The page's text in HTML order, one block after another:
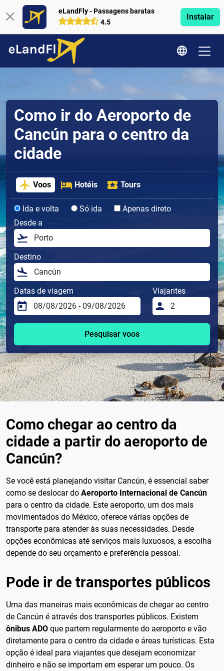
eLandFly - Passagens baratas
4.5
Instalar
Como ir do Aeroporto de
Cancún para o centro da
cidade
Voos Hotéis Tours
Ida e volta Só ida
Apenas direto
Desde a
Destino
Datas de viagem Viajantes
Pesquisar voos
Como chegar ao centro da
cidade a partir do aeroporto de
Cancún?
Se você está planejando visitar Cancún, é essencial saber
como se deslocar do Aeroporto Internacional de Cancún
para o centro da cidade. Este aeroporto, um dos mais
movimentados do México, oferece várias opções de
transporte para atender às suas necessidades. Desde
opções econômicas até serviços mais luxuosos, a escolha
depende do seu orçamento e preferência pessoal.
Pode ir de transportes públicos
Uma das maneiras mais econômicas de chegar ao centro
de Cancún é através dos transportes públicos. Existem
ônibus ADO que partem regularmente do aeroporto e vão
diretamente para o centro da cidade e áreas turísticas. Esta
opção é ideal para viajantes que desejam economizar
dinheiro e não se importam em esperar um pouco. Os